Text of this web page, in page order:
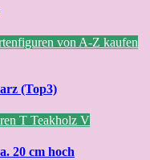
von A-Z kaufen
(Top3)
T Teakholz V
20 cm hoch